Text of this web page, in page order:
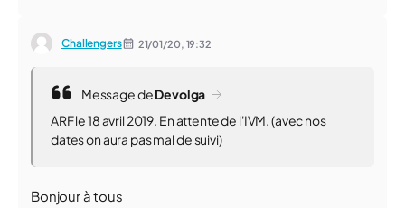
Challengers 21/01/20, 19:32
Message deDevolga
ARF le 18 avril 2019. En attente de l'IVM. (avec nos
dates on aura pas mal de suivi)
Bonjour à tous